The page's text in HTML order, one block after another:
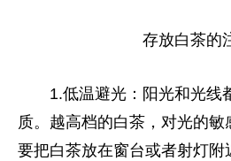
存放白茶的
1.低温避光：阳光和光线
质。越高档的白茶，对光的
要把白茶放在窗台或者射灯附